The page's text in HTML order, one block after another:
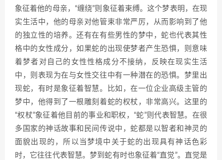
象征着他的母亲，“缠绕”则象征着束缚。这个梦表明，在现
实生活中，他的母亲对他管束非常严厉，从而影响到了他
的独立性的培养。还有在有些男性的梦中，蛇也代表其性
格中的女性成分，如果蛇的出现使梦者产生恐惧，则意味
着梦者对自己的女性性格成分不接纳，反映在现实生活
中，则表现为在与女性交往中有一种潜在的恐惧。梦里出
现蛇，有时是象征着智慧。比如，在一位企业高级主管的
梦中，他得到了一根雕刻着蛇的权杖，非常高兴。这里的
“权杖”象征着他目前的事业和职权，“蛇”则代表智慧。在很
多国家的神话故事和民间传说中，蛇都是以智者和神灵的
面貌出现的，所以当梦境中关于蛇的出现具有神话色彩
时，它往往代表智慧。梦到蛇有时也象征着“直觉”。直觉是